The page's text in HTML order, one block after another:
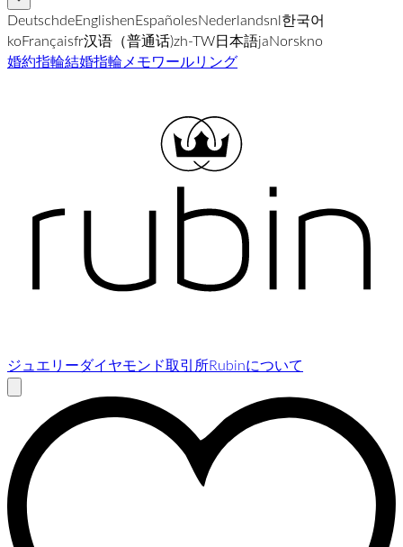
DeutschdeEnglishenEspañolesNederlandsnl한국어
koFrançaisfr汉语（普通话)zh-TW日本語jaNorskno
婚約指輪結婚指輪メモワールリング
ジュエリーダイヤモンド取引所Rubinについて